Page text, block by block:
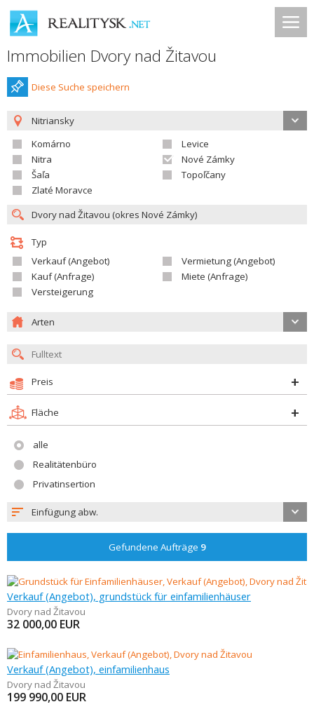
Immobilien Dvory nad Žitavou
Diese Suche speichern
Nitriansky
Komárno
Levice
Nitra
Nové Zámky
Šaľa
Topoľčany
Zlaté Moravce
Typ
Verkauf (Angebot)
Vermietung (Angebot)
Kauf (Anfrage)
Miete (Anfrage)
Versteigerung
Arten
Preis
Fläche
alle
Realitätenbüro
Privatinsertion
Einfügung abw.
Gefundene Aufträge 9
Verkauf (Angebot), grundstück für einfamilienhäuser
Dvory nad Žitavou
32 000,00 EUR
Verkauf (Angebot), einfamilienhaus
Dvory nad Žitavou
199 990,00 EUR